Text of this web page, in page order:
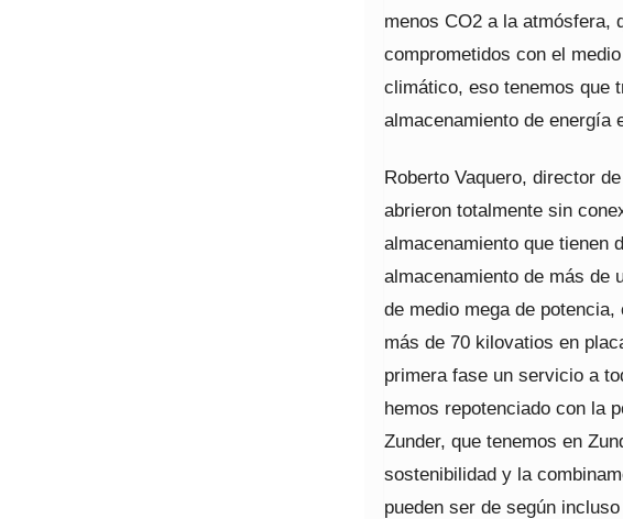
menos CO2 a la atmósfera,
comprometidos con el
climático, eso tenemos que
almacenamiento de energía
Roberto Vaquero, director
abrieron totalmente sin
almacenamiento que tienen
almacenamiento de más de
de medio mega de
más de 70 kilovatios en
primera fase un servicio a
hemos repotenciado con la
Zunder, que tenemos en
sostenibilidad y la
pueden ser de según